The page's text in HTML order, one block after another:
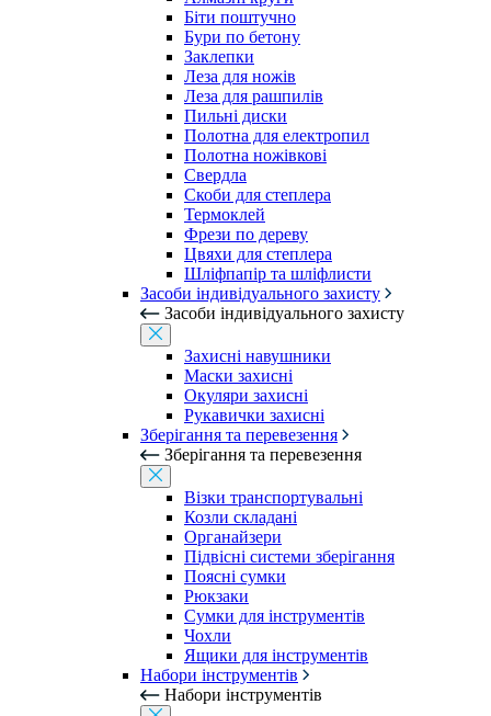
Біти поштучно
Бури по бетону
Заклепки
Леза для ножів
Леза для рашпилів
Пильні диски
Полотна для електропил
Полотна ножівкові
Свердла
Скоби для степлера
Термоклей
Фрези по дереву
Цвяхи для степлера
Шліфпапір та шліфлисти
Засоби індивідуального захисту
Засоби індивідуального захисту
Захисні навушники
Маски захисні
Окуляри захисні
Рукавички захисні
Зберігання та перевезення
Зберігання та перевезення
Візки транспортувальні
Козли складані
Органайзери
Підвісні системи зберігання
Поясні сумки
Рюкзаки
Сумки для інструментів
Чохли
Ящики для інструментів
Набори інструментів
Набори інструментів